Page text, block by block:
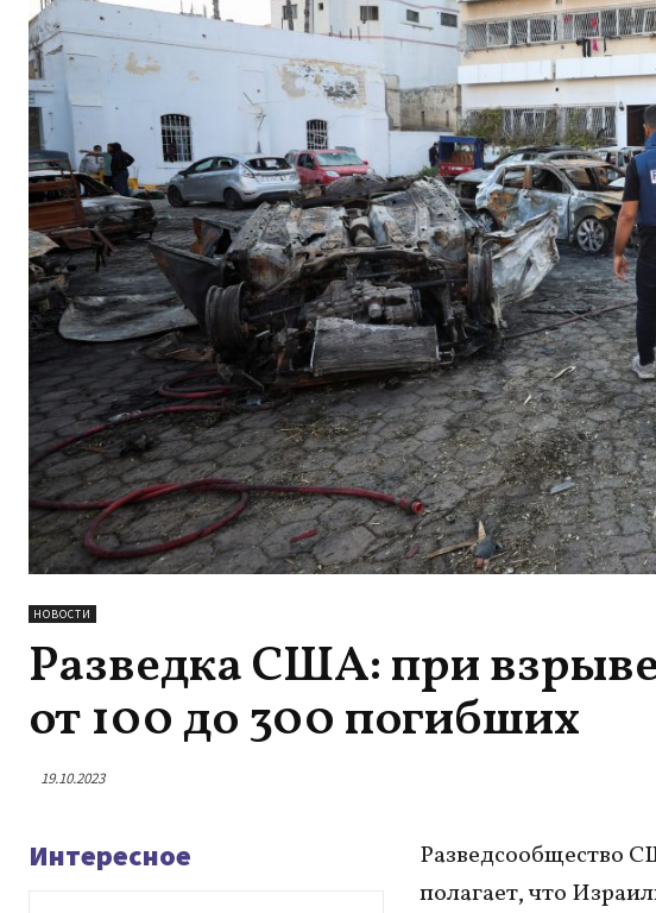
НОВОСТИ
Разведка США: при
от 100 до 300 погибших
19.10.2023
Интересное
Разведсообщество
полагает, что